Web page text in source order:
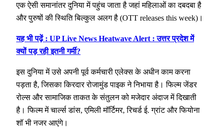
एक ऐसी समानांतर दुनिया में पहुंच जाता है जहां महिलाओं का दबदबा है
और पुरुषों की स्थिति बिल्कुल अलग है (OTT releases this week)।
यह भी पढ़ें : UP Live News Heatwave Alert : उत्तर प्रदेश में
क्यों पड़ रही इतनी गर्मी?
इस दुनिया में उसे अपनी पूर्व कर्मचारी एलेक्स के अधीन काम करना
पड़ता है, जिसका किरदार रोजामुंड पाइक ने निभाया है। फिल्म जेंडर
रोल्स और सामाजिक ताकत के संतुलन को मजेदार अंदाज में दिखाती
है। फिल्म में चार्ल्स डांस, एमिली मॉर्टिमर, रिचर्ड ई. ग्रांट और फियोना
शॉ भी नजर आएंगे।